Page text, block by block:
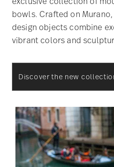
bowls. Crafted on
design objects combine
vibrant colors and
Discover the new